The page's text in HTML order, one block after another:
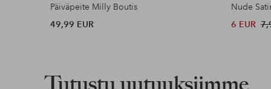
Päiväpeite Milly Boutis
49,99 EUR
Nude
6 EUR
Tutustu uutuuksiimme